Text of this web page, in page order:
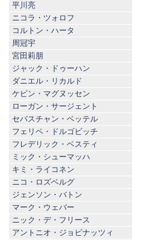
平川亮
ニコラ・ツォロフ
コルトン・ハータ
周冠宇
宮田莉朋
ジャック・ドゥーハン
ダニエル・リカルド
ケビン・マグヌッセン
ローガン・サージェント
セバスチャン・ベッテル
フェリペ・ドルゴビッチ
フレデリック・ベスティ
ミック・シューマッハ
キミ・ライコネン
ニコ・ロズベルグ
ジェンソン・バトン
マーク・ウェバー
ニック・デ・フリース
アントニオ・ジョビナッツィ